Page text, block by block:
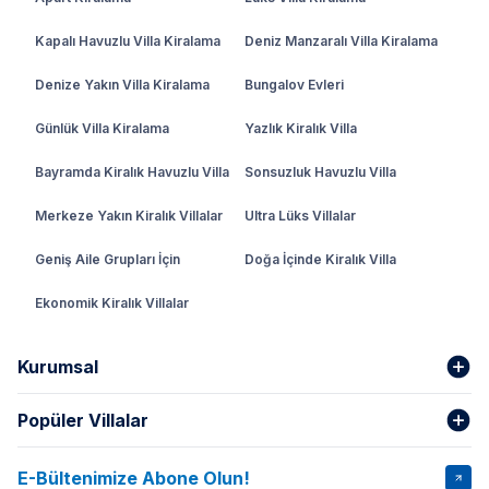
sessizlik ve temiz hava içerisinde uyanarak
tarz villalar kış mevsiminin romantik atmosferine
uyum sağlayan detaylarla da donatılmıştır. Şömineli
kapalı havuzlarda farklı bir deneyim yaşayabilirsiniz.
villayı seçmeniz yeterlidir.
Yılbaşı Gecesi İçin Eşsiz Villa
Yılbaşını özel bir villada geçirmek unutulmaz bir
deneyim yaşamanıza da imkân veren özel bir tatil
olacaktır. Villaların bazı özellikleri de kutlamalarınızı
daha keyifli hale getirecektir. Örneğin, ısıtmalı
havuzlu villalar soğuk kış günlerinde bile yüzmenin
Kapalı Havuzlu Villa Kiralama Deniz Manzaralı Villa Kiralama
Denize Yakın Villa Kiralama Bungalov Evleri
Günlük Villa Kiralama Yazlık Kiralık Villa
Bayramda Kiralık Havuzlu Villa Sonsuzluk Havuzlu Villa
Merkeze Yakın Kiralık Villalar Ultra Lüks Villalar
Geniş Aile Grupları İçin Doğa İçinde Kiralık Villa
Ekonomik Kiralık Villalar
Kurumsal
Hakkımızda
İptal Şartları Banka Hesapları
Popüler Villalar
VİLLA SALKIM VİLLA SLAY 1
E-Bültenimize Abone Olun!